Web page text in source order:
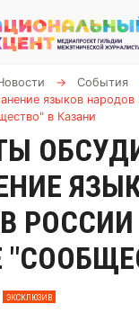
→ События
языков народов
в Казани
ЭКСКЛЮЗИВ